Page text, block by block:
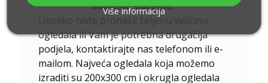
dodatnu opremu.
Ukoliko niste pronašli željenu veličinu
ogledala ili Vam je potrebna drugačija
podjela, kontaktirajte nas telefonom ili e-
mailom. Najveća ogledala koja možemo
izraditi su 200x300 cm i okrugla ogledala
Više informacija